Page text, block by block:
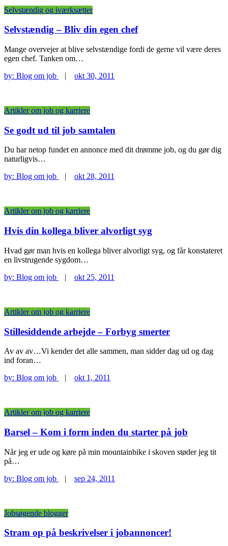
Selvstændig og iværksætter
Selvstændig – Bliv din egen chef
Mange overvejer at blive selvstændige fordi de gerne vil være deres
egen chef. Tanken om…
by: Blog om job | okt 30, 2011
Artikler om job og karriere
Se godt ud til job samtalen
Du har netop fundet en annonce med dit drømme job, og du gør dig
naturligvis…
by: Blog om job | okt 28, 2011
Artikler om job og karriere
Hvis din kollega bliver alvorligt syg
Hvad gør man hvis en kollega bliver alvorligt syg, og får konstateret
en livstrugende sygdom…
by: Blog om job | okt 25, 2011
Artikler om job og karriere
Stillesiddende arbejde – Forbyg smerter
Av av av…Vi kender det alle sammen, man sidder dag ud og dag
ind foran…
by: Blog om job | okt 1, 2011
Artikler om job og karriere
Barsel – Kom i form inden du starter på job
Når jeg er ude og køre på min mountainbike i skoven støder jeg tit
på…
by: Blog om job | sep 24, 2011
Jobsøgende blogger
Stram op på beskrivelser i jobannoncer!